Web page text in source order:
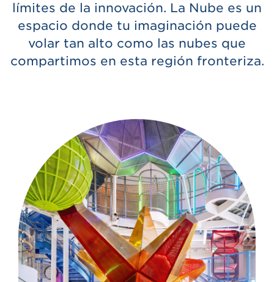
límites de la innovación. La Nube es un
espacio donde tu imaginación puede
volar tan alto como las nubes que
compartimos en esta región fronteriza.